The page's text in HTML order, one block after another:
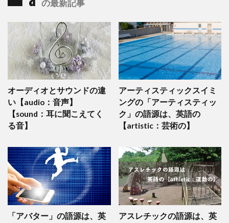
の最新記事
オーディオとサウンドの違
い【audio：音声】
【sound：耳に聞こえてく
る音】
アーティスティックスイミ
ングの「アーティスティッ
ク」の語源は、英語の
【artistic：芸術の】
「アバター」の語源は、英
アスレチックの語源は、英